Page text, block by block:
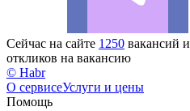
Сейчас на сайте 1250 вакансий и
откликов на вакансию
© Habr
О сервисеУслуги и цены
Помощь